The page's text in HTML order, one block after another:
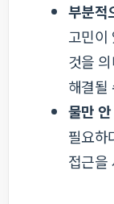
부분적
고민이
것을
해결될
물만
필요하
접근을